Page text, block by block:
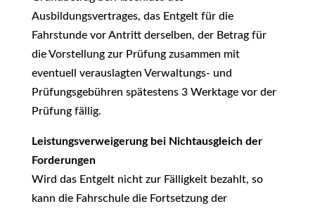
Ausbildungsvertrages, das Entgelt für die
Fahrstunde vor Antritt derselben, der Betrag für
die Vorstellung zur Prüfung zusammen mit
eventuell verauslagten Verwaltungs- und
Prüfungsgebühren spätestens 3 Werktage vor der
Prüfung fällig.
Leistungsverweigerung bei Nichtausgleich der
Forderungen
Wird das Entgelt nicht zur Fälligkeit bezahlt, so
kann die Fahrschule die Fortsetzung der